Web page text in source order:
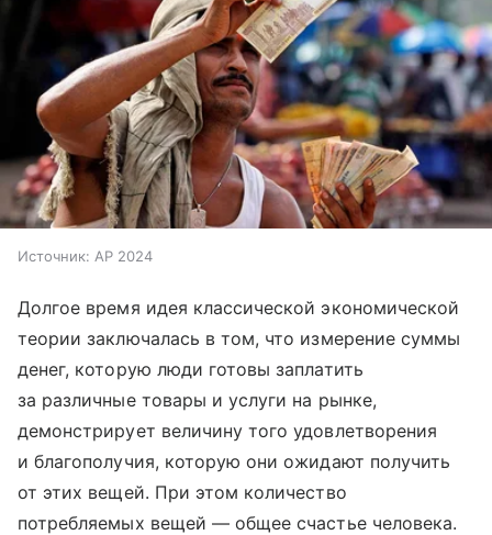
Источник: AP 2024
Долгое время идея классической экономической
теории заключалась в том, что измерение суммы
денег, которую люди готовы заплатить
за различные товары и услуги на рынке,
демонстрирует величину того удовлетворения
и благополучия, которую они ожидают получить
от этих вещей. При этом количество
потребляемых вещей — общее счастье человека.